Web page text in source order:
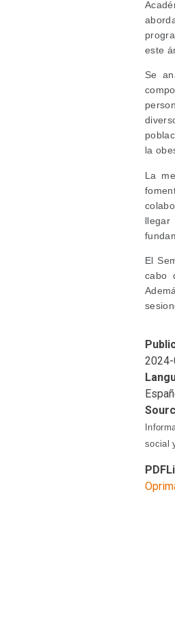
este
Se
la
La
llegar
El
cabo
social